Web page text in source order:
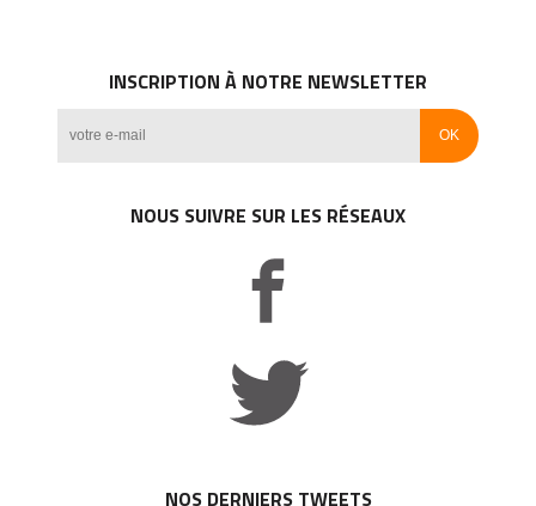
INSCRIPTION À NOTRE NEWSLETTER
NOUS SUIVRE SUR LES RÉSEAUX
NOS DERNIERS TWEETS